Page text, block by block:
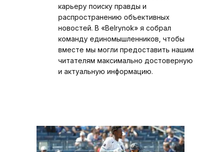
карьеру поиску правды и
распространению объективных
новостей. В «Belrynok» я собрал
команду единомышленников, чтобы
вместе мы могли предоставить нашим
читателям максимально достоверную
и актуальную информацию.